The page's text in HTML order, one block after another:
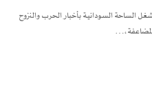
الساحة السودانية بأخبار الحرب والنزوح
المضاعفة،…